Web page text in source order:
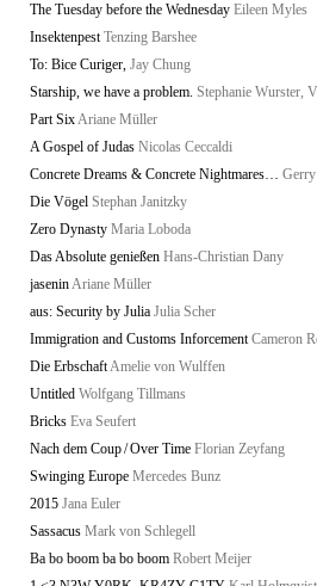
The Tuesday before the Wednesday Eileen Myles
Insektenpest Tenzing Barshee
To: Bice Curiger, Jay Chung
Starship, we have a problem. Stephanie Wurster,
Part SixAriane Müller
A Gospel of Judas Nicolas Ceccaldi
Concrete Dreams & Concrete Nightmares…
Die Vögel Stephan Janitzky
Zero Dynasty Maria Loboda
Das Absolute genießen Hans-Christian Dany
jaseninAriane Müller
aus: Security by Julia Julia Scher
Immigration and Customs Inforcement Cameron
Die ErbschaftAmelie von Wulffen
Untitled Wolfgang Tillmans
Bricks Eva Seufert
Nach dem Coup / Over Time Florian Zeyfang
Swinging Europe Mercedes Bunz
2015 Jana Euler
Sassacus Mark von Schlegell
Ba bo boom ba bo boom Robert Meijer